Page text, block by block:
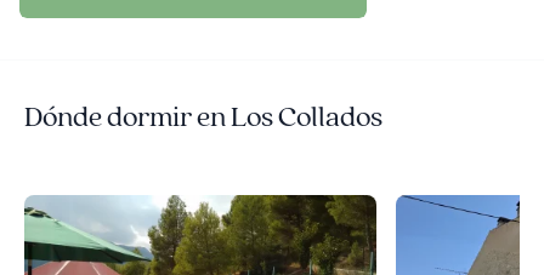
Dónde dormir en Los Collados